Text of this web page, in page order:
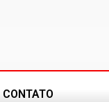
CONTATO